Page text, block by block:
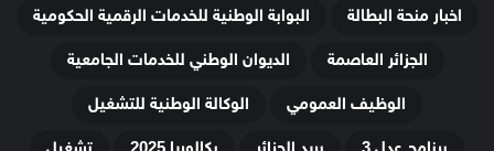
اخبار منحة البطالة
البوابة الوطنية للخدمات الرقمية الحكومية
الجزائر العاصمة
الديوان الوطني للخدمات الجامعية
الوظيف العمومي
الوكالة الوطنية للتشغيل